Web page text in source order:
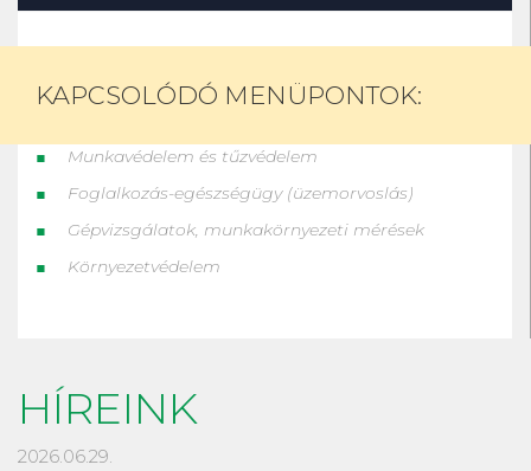
KAPCSOLÓDÓ MENÜPONTOK:
Munkavédelem és tűzvédelem
Foglalkozás-egészségügy (üzemorvoslás)
Gépvizsgálatok, munkakörnyezeti mérések
Környezetvédelem
HÍREINK
2026.06.29.